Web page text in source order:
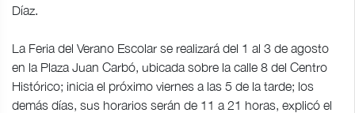
Díaz.
La Feria del Verano Escolar se realizará del 1 al 3 de agosto
en la Plaza Juan Carbó, ubicada sobre la calle 8 del Centro
Histórico; inicia el próximo viernes a las 5 de la tarde; los
demás días, sus horarios serán de 11 a 21 horas, explicó el